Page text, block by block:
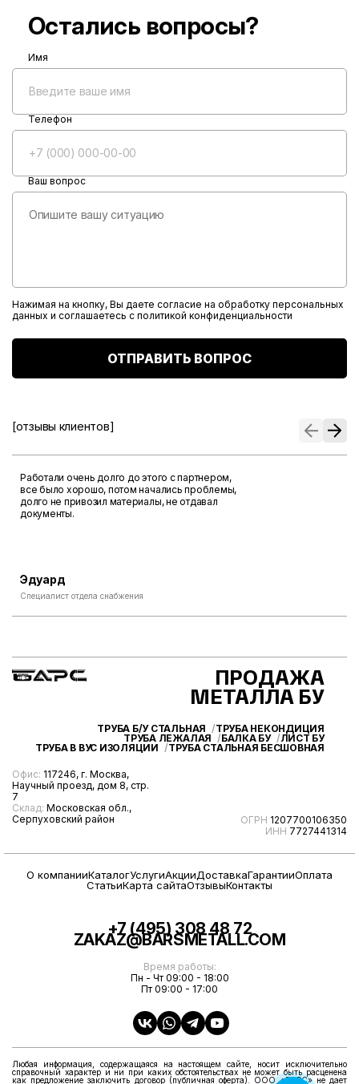
Остались вопросы?
Имя
Телефон
Ваш вопрос
Нажимая на кнопку, Вы даете согласие на обработку персональных
данных и соглашаетесь с политикой конфиденциальности
ОТПРАВИТЬ ВОПРОС
[отзывы клиентов]
Работали очень долго до этого с партнером,
все было хорошо, потом начались проблемы,
долго не привозил материалы, не отдавал
документы.
Эдуард
Специалист отдела снабжения
Офис: 117246, г. Москва,
Научный проезд, дом 8, стр.
7
Склад: Московская обл.,
Серпуховский район
ОГРН 1207700106350
ИНН 7727441314
ПРОДАЖА
МЕТАЛЛА БУ
ТРУБА Б/У СТАЛЬНАЯ
ТРУБА НЕКОНДИЦИЯ
ТРУБА ЛЕЖАЛАЯ
БАЛКА БУ
ЛИСТ БУ
ТРУБА В ВУС ИЗОЛЯЦИИ
ТРУБА СТАЛЬНАЯ БЕСШОВНАЯ
О компанииКаталогУслугиАкцииДоставкаГарантииОплата
СтатьиКарта сайтаОтзывыКонтакты
+7 (495) 308 48 72
ZAKAZ@BARSMETALL.COM
Время работы:
Пн - Чт 09:00 - 18:00
Пт 09:00 - 17:00
Любая информация, содержащаяся на настоящем сайте, носит исключительно
справочный характер и ни при каких обстоятельствах не может быть расценена
как предложение заключить договор (публичная оферта). ООО «БАРС» не дает